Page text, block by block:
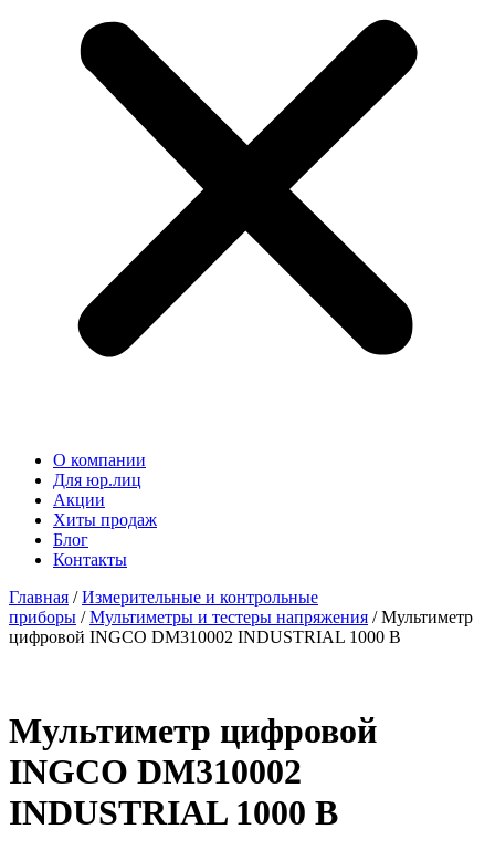
О компании
Для юр.лиц
Акции
Хиты продаж
Блог
Контакты
Главная /Измерительные и контрольные
приборы /Мультиметры и тестеры напряжения / Мультиметр
цифровой INGCO DM310002 INDUSTRIAL 1000 В
Мультиметр цифровой
INGCO DM310002
INDUSTRIAL 1000 В